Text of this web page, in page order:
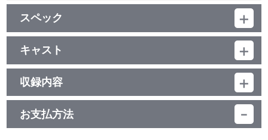
期間限定特典
2021年9月25日(土)・26日(日)開催ラブライブ！サンシャイン！！
Guilty Kiss 2nd LoveLive！～Return To Love □ Kiss Kiss Kiss～
最速先行抽選申込券封入
他、仕様
スペック
品番：LACA-15883
ジャンル：国内アニメ音楽
アルバム／55分
キャスト
Guilty Kiss
収録内容
お支払方法